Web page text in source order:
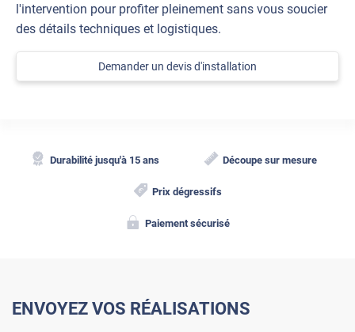
l'intervention pour profiter pleinement sans vous soucier
des détails techniques et logistiques.
Demander un devis d'installation
Durabilité jusqu'à 15 ans Découpe sur mesure
Prix dégressifs
Paiement sécurisé
ENVOYEZ VOS RÉALISATIONS